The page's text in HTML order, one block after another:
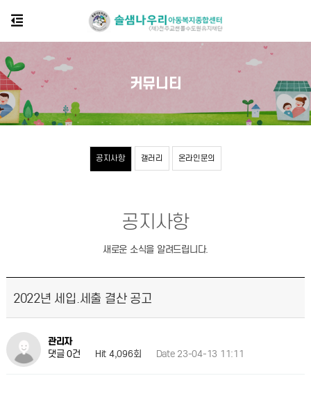
공지사항 갤러리 온라인문의
커뮤니티
공지사항
새로운 소식을 알려드립니다.
2022년 세입.세출 결산 공고
관리자
댓글 0건
Hit 4,096회 Date 23-04-13 11:11